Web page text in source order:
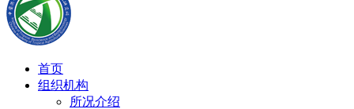
首页
组织机构
所况介绍